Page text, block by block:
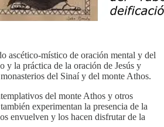
ascético-místico de oración mental y del
y la práctica de la oración de Jesús y
del Sinaí y del monte Athos.
del monte Athos y otros
experimentan la presencia de la
envuelven y los hacen disfrutar de la